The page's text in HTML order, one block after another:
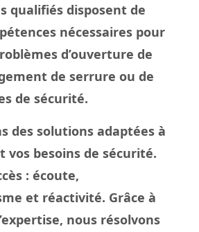
qualifiés disposent de
nécessaires pour
d’ouverture de
de serrure ou de
de sécurité.
des solutions adaptées à
vos besoins de sécurité.
: écoute,
et réactivité. Grâce à
nous résolvons